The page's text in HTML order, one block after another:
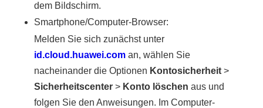
dem Bildschirm.
Smartphone/Computer-Browser:
Melden Sie sich zunächst unter
id.cloud.huawei.com an, wählen Sie
nacheinander die Optionen Kontosicherheit >
Sicherheitscenter > Konto löschen aus und
folgen Sie den Anweisungen. Im Computer-